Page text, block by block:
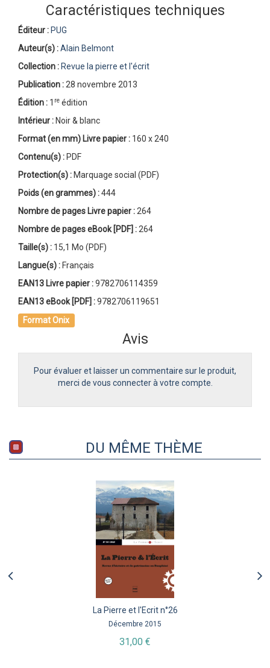
Caractéristiques techniques
Éditeur : PUG
Auteur(s) :Alain Belmont
Collection : Revue la pierre et l'écrit
Publication :28 novembre 2013
Édition : 1 re édition
Intérieur : Noir & blanc
Format (en mm) Livre papier : 160 x 240
Contenu(s) : PDF
Protection(s) : Marquage social (PDF)
Poids (en grammes) :444
Nombre de pages Livre papier :264
Nombre de pageseBook [PDF] :264
Taille(s) : 15,1 Mo (PDF)
Langue(s) : Français
EAN13 Livre papier :9782706114359
EAN13 eBook [PDF] :9782706119651
Format Onix
Avis
Pour évaluer et laisser un commentaire sur le produit,
merci de vous connecter à votre compte.
DU MÊME THÈME
La Pierre et l'Ecrit n°26
Décembre 2015
31,00 €